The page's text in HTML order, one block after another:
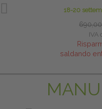
18-20
IVA
saldando